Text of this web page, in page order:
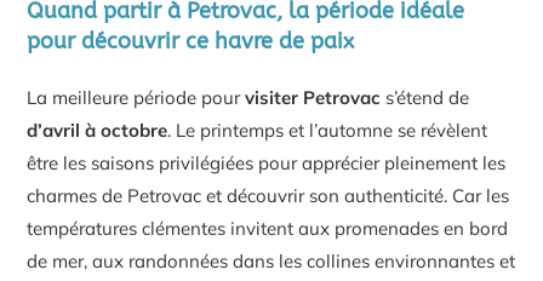
Quand partir à Petrovac, la période idéale
pour découvrir ce havre de paix
La meilleure période pourvisiter Petrovac s’étend de
d’avril à octobre. Le printemps et l’automne se révèlent
être les saisons privilégiées pour apprécier pleinement les
charmes de Petrovac et découvrir son authenticité. Car les
températures clémentes invitent aux promenades en bord
de mer, aux randonnées dans les collines environnantes et